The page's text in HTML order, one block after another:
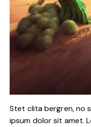
Stet clita bergren, no
ipsum dolor sit amet.